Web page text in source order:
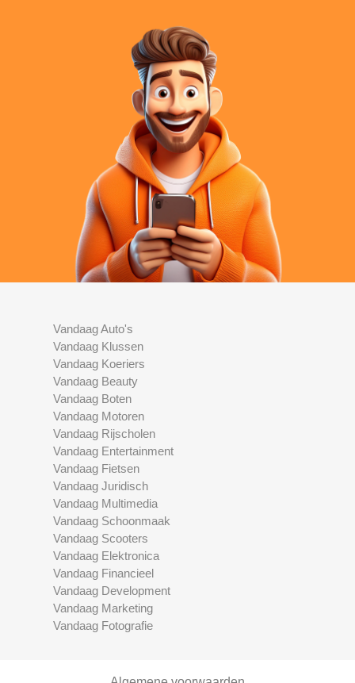
Vandaag Auto's
Vandaag Klussen
Vandaag Koeriers
Vandaag Beauty
Vandaag Boten
Vandaag Motoren
Vandaag Rijscholen
Vandaag Entertainment
Vandaag Fietsen
Vandaag Juridisch
Vandaag Multimedia
Vandaag Schoonmaak
Vandaag Scooters
Vandaag Elektronica
Vandaag Financieel
Vandaag Development
Vandaag Marketing
Vandaag Fotografie